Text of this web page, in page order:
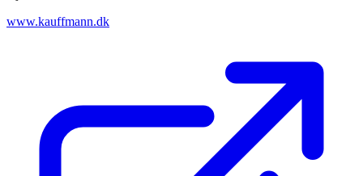
www.kauffmann.dk